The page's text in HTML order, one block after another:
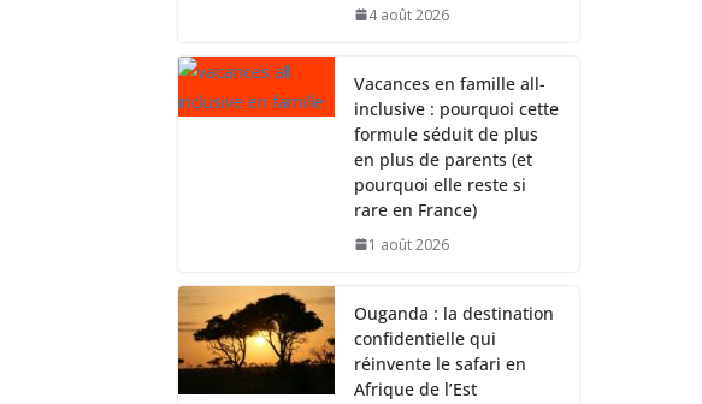
4 août 2026
Vacances en famille all-
inclusive : pourquoi cette
formule séduit de plus
en plus de parents (et
pourquoi elle reste si
rare en France)
1 août 2026
Ouganda : la destination
confidentielle qui
réinvente le safari en
Afrique de l’Est